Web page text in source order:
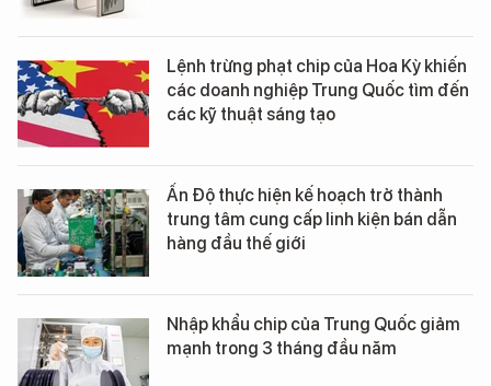
Lệnh trừng phạt chip của Hoa Kỳ khiến
các doanh nghiệp Trung Quốc tìm đến
các kỹ thuật sáng tạo
Ấn Độ thực hiện kế hoạch trở thành
trung tâm cung cấp linh kiện bán dẫn
hàng đầu thế giới
Nhập khẩu chip của Trung Quốc giảm
mạnh trong 3 tháng đầu năm